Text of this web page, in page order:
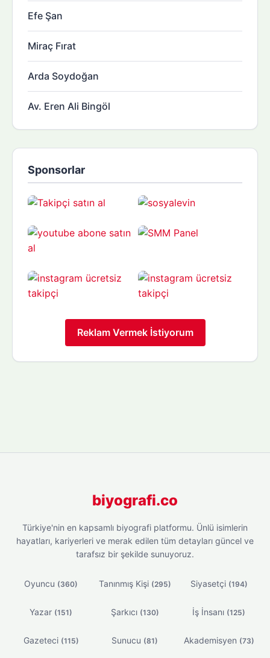
Efe Şan
Miraç Fırat
Arda Soydoğan
Av. Eren Ali Bingöl
Sponsorlar
Reklam Vermek İstiyorum
biyografi.co
Türkiye'nin en kapsamlı biyografi platformu. Ünlü isimlerin
hayatları, kariyerleri ve merak edilen tüm detayları güncel ve
tarafsız bir şekilde sunuyoruz.
Oyuncu (360) Tanınmış Kişi (295) Siyasetçi (194)
Yazar (151) Şarkıcı (130) İş İnsanı (125)
Gazeteci (115) Sunucu (81) Akademisyen (73)